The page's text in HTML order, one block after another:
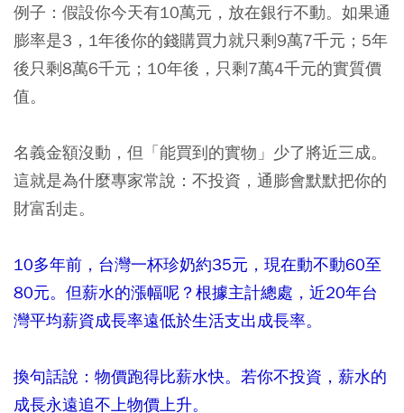
例子：假設你今天有10萬元，放在銀行不動。如果通
膨率是3，1年後你的錢購買力就只剩9萬7千元；5年
後只剩8萬6千元；10年後，只剩7萬4千元的實質價
值。
名義金額沒動，但「能買到的實物」少了將近三成。
這就是為什麼專家常說：不投資，通膨會默默把你的
財富刮走。
10多年前，台灣一杯珍奶約35元，現在動不動60至
80元。但薪水的漲幅呢？根據主計總處，近20年台
灣平均薪資成長率遠低於生活支出成長率。
換句話說：物價跑得比薪水快。若你不投資，薪水的
成長永遠追不上物價上升。